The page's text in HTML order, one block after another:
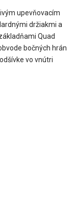
upevňovacím
držiakmi a
Quad
bočných hrán
vo vnútri